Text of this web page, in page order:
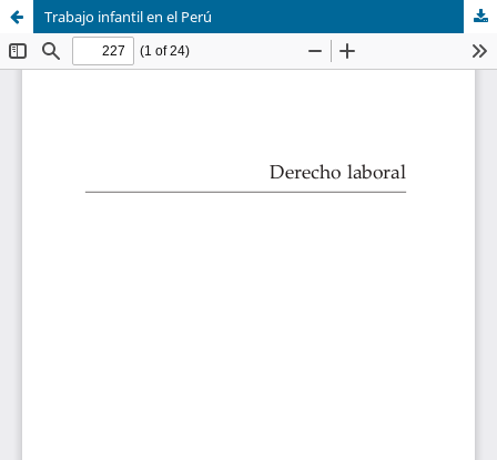
Trabajo infantil en el Perú